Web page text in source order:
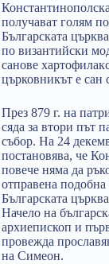
получават голям
Българската
по византийски
санове
църковникът е сан
През 879 г. на
сяда за втори път
събор. На 24
постановява, че
повече няма да
отправена
Българската
Начело на
архиепископ и
провежда
на Симеон.